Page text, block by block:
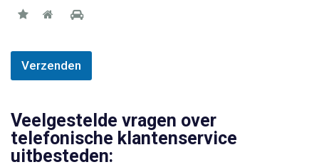
Verzenden
Veelgestelde vragen over
telefonische klantenservice
uitbesteden: